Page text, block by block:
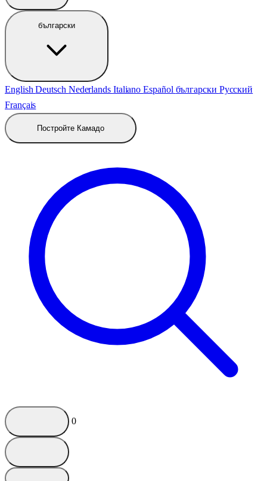
български
EnglishDeutsch Nederlands ItalianoEspañol български Русский
Français
Постройте Камадо
0